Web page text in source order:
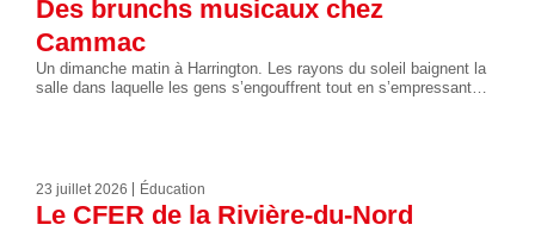
Des brunchs musicaux chez
Cammac
Un dimanche matin à Harrington. Les rayons du soleil baignent la
salle dans laquelle les gens s’engouffrent tout en s’empressant…
23 juillet 2026 Éducation
Le CFER de la Rivière-du-Nord